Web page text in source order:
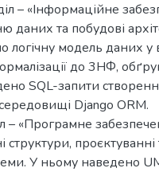
– «Інформаційне
даних та побудові
логічну модель даних у
до 3НФ,
SQL-запити
Django ORM.
– «Програмне
проєктуванні
У ньому наведено